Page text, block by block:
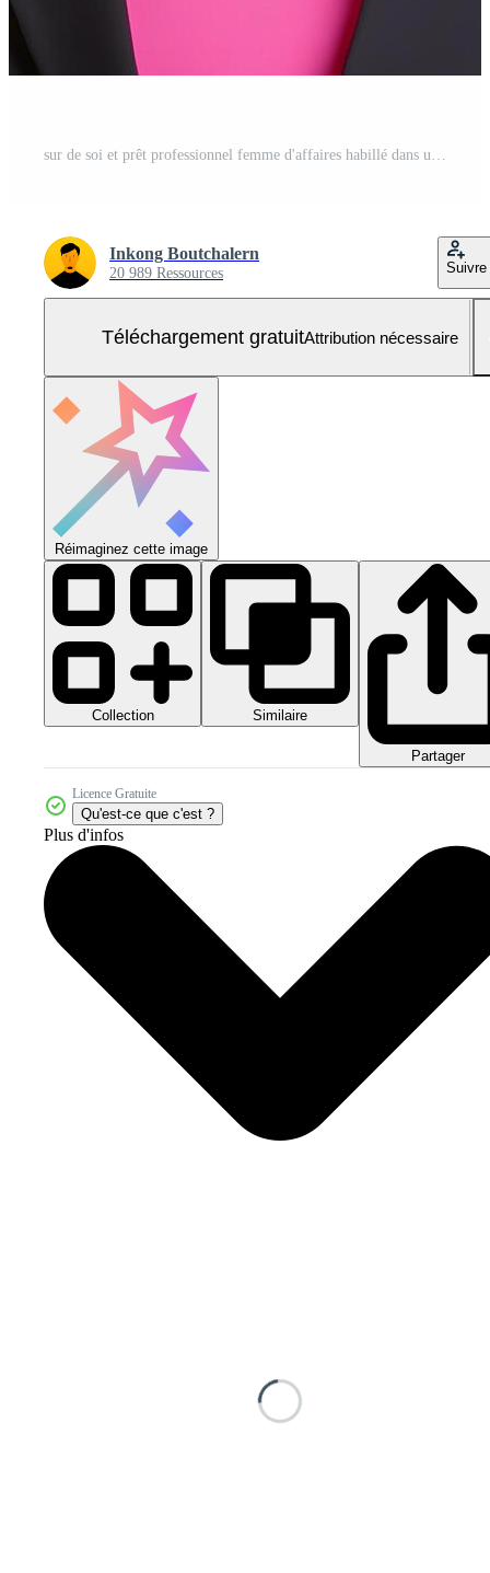
sur de soi et prêt professionnel femme d'affaires habillé dans une élégant costume exsudant un air de autorité et Succès Photo Gratuite
Inkong Boutchalern
20 989 Ressources Suivre
Téléchargement gratuitAttribution nécessaire
Réimaginez cette image
Collection Similaire
Partager
Licence Gratuite
Qu'est-ce que c'est ?
Plus d'infos